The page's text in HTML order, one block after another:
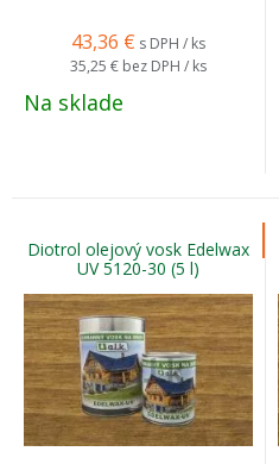
43,36 € s DPH / ks
35,25 € bez DPH / ks
Na sklade
Diotrol olejový vosk Edelwax
UV 5120-30 (5 l)